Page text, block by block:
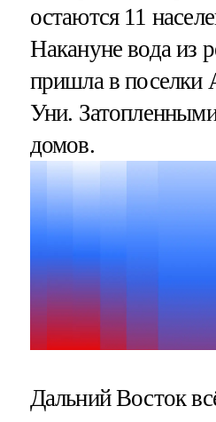
остаются 11
Накануне вода из
пришла в поселки
Уни.
домов.
Дальний Восток